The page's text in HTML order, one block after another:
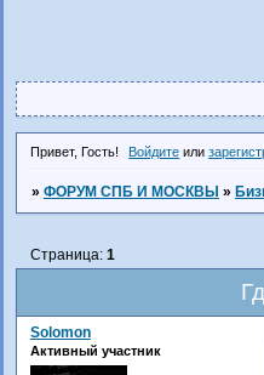
Привет, Гость! Войдите или
» ФОРУМ СПБ И МОСКВЫ »
Страница: 1
Solomon
Активный участник